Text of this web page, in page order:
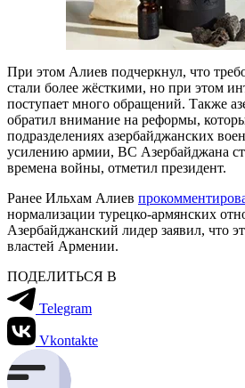
При этом Алиев подчеркнул, что
стали более жёсткими, но при этом
поступает много обращений. Также
обратил внимание на реформы,
подразделениях азербайджанских
усилению армии, ВС Азербайджана
времена войны, отметил президент.
Ранее Ильхам Алиев
нормализации турецко-армянских
Азербайджанский лидер заявил, что
властей Армении.
ПОДЕЛИТЬСЯ В
Telegram
Vkontakte